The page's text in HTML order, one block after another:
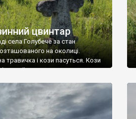
цвинтар
села Голубече за стан
на околиці.
травичка і кози пасуться. Кози
для старих кладовищ,
обгризають, бо то улюблений
ціла колекція
Село відносно невелике, […]